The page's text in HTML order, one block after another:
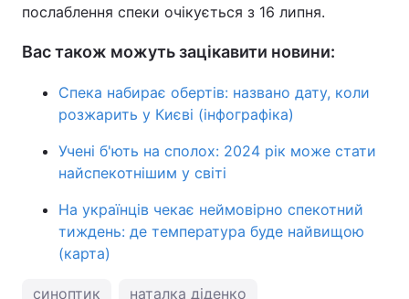
послаблення спеки очікується з 16 липня.
Вас також можуть зацікавити новини:
Спека набирає обертів: названо дату, коли
розжарить у Києві (інфографіка)
Учені б'ють на сполох: 2024 рік може стати
найспекотнішим у світі
На українців чекає неймовірно спекотний
тиждень: де температура буде найвищою
(карта)
синоптик наталка діденко